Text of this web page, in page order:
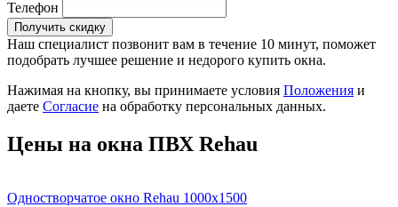
Телефон
Получить скидку
Наш специалист позвонит вам в течение 10 минут, поможет
подобрать лучшее решение и недорого купить окна.
Нажимая на кнопку, вы принимаете условия Положения и
даете Согласие на обработку персональных данных.
Цены на окна ПВХ Rehau
Одностворчатое окно Rehau 1000х1500